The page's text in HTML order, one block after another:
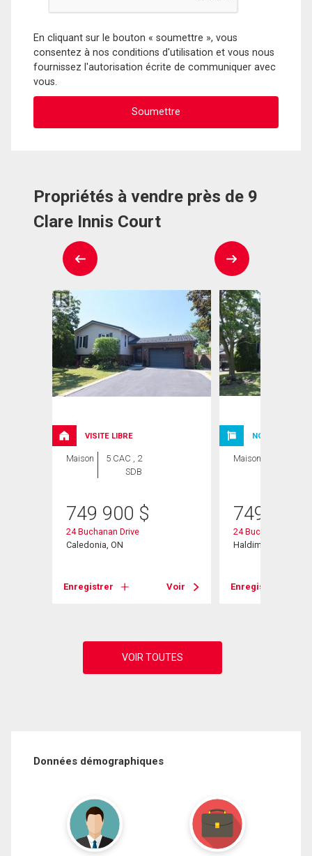
En cliquant sur le bouton « soumettre », vous
consentez à nos conditions d'utilisation et vous nous
fournissez l'autorisation écrite de communiquer avec
vous.
Propriétés à vendre près de 9
Clare Innis Court
VISITE LIBRE
Maison
5 CAC , 2
SDB
749 900 $
24 Buchanan Drive
Caledonia, ON
Enregistrer Voir
NOUVELLE
Maison
749 900
24 Buchanan Drive
Haldimand, ON
Enregistrer
Données démographiques